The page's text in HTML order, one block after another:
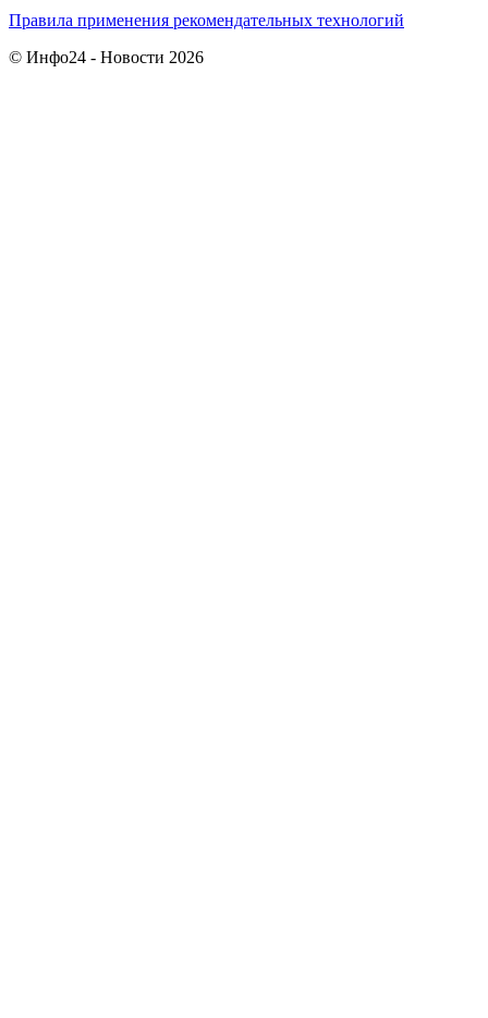
Правила применения рекомендательных технологий
© Инфо24 - Новости 2026